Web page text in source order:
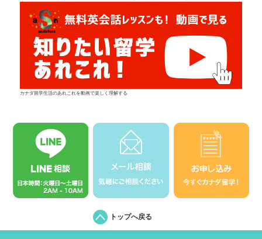
カナダ留学生活のあれこれを動画で楽しく理解する
トップへ戻る